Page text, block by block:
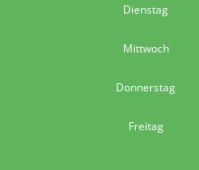
Dienstag
Mittwoch
Donnerstag
Freitag